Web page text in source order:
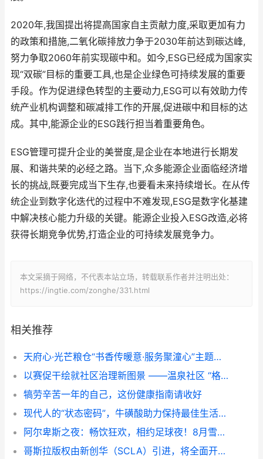
2020年,我国提出将提高国家自主贡献力度,采取更加有力
的政策和措施,二氧化碳排放力争于2030年前达到碳达峰,
努力争取2060年前实现碳中和。如今,ESG已经成为国家实
现“双碳”目标的重要工具,也是企业绿色可持续发展的重要
手段。作为促进绿色转型的主要动力,ESG可以有效助力传
统产业机构调整和碳减排工作的开展,促进碳中和目标的达
成。其中,能源企业的ESG践行担当着重要角色。
ESG管理可提升企业的美誉度,是企业在本地进行长期发
展、和谐共荣的必经之路。当下,众多能源企业面临经济增
长的挑战,既要完成当下生存,也要看未来持续增长。在从传
统企业到数字化迭代的过程中不难发现,ESG是数字化基建
中解决核心能力升级的关键。能源企业投入ESG改造,必将
获得长期竞争优势,打造企业的可持续发展竞争力。
本文采摘于网络，不代表本站立场，转载联系作者并注明出处：
https://ingtie.com/zonghe/331.html
相关推荐
天府心·光芒粮仓“书香传暖意·服务聚潼心”主题开放日活动圆满结束！
以赛促干绘就社区治理新图景 ——温泉社区 “格治有为 网聚民心” 年度总结路演圆满落幕
犒劳辛苦一年的自己，这份健康指南请收好
现代人的“状态密码”，牛磺酸助力保持最佳生活状态
阿尔卑斯之夜：畅饮狂欢，相约足球夜！8月雪山啤酒节激情开躁！
哥斯拉版权由新创华（SCLA）引进，将全面开展大陆地区授权业务